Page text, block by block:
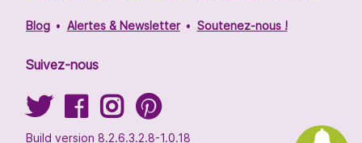
Blog Alertes & Newsletter Soutenez-nous !
Suivez-nous
Build version 8.2.6.3.2.8-1.0.18